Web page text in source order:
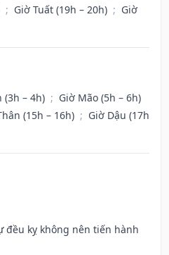
; Giờ Tuất (19h – 20h) ; Giờ
(3h – 4h) ; Giờ Mão (5h – 6h)
(15h – 16h) ; Giờ Dậu (17h
đều kỵ không nên tiến hành